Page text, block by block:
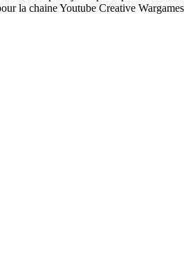
la chaine Youtube Creative Wargames